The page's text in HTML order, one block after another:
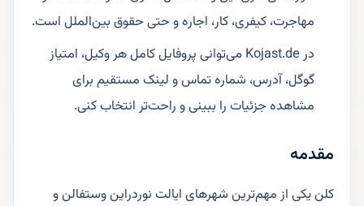
مهاجرت، کیفری، کار، اجاره و حتی حقوق بین‌الملل است.
در Kojast.de می‌توانی پروفایل کامل هر وکیل، امتیاز
گوگل، آدرس، شماره تماس و لینک مستقیم برای
مشاهده جزئیات را ببینی و راحت‌تر انتخاب کنی.
مقدمه
کلن یکی از مهم‌ترین شهرهای ایالت نوردراین وستفالن و